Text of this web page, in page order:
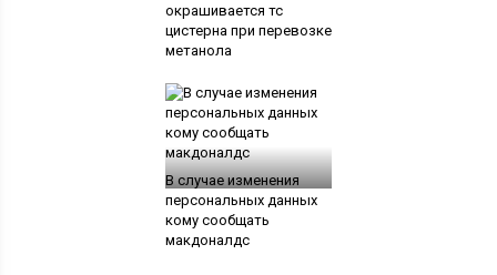
окрашивается тс
цистерна при перевозке
метанола
В случае изменения
персональных данных
кому сообщать
макдоналдс